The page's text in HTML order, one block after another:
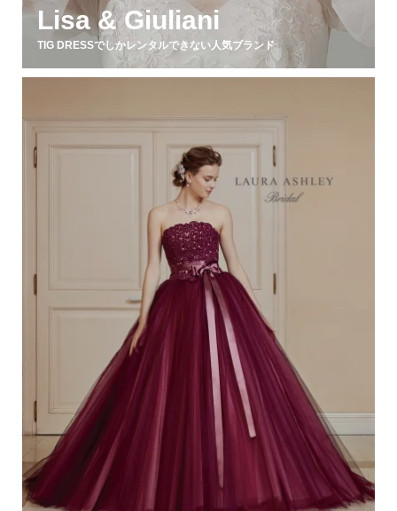
Lisa & Giuliani
TIG DRESSでしかレンタルできない人気ブランド